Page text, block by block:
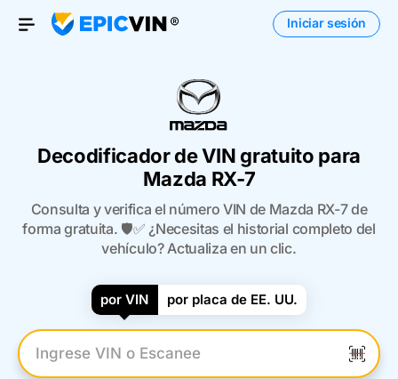
Open Menu
Iniciar sesión
Decodificador de VIN gratuito para
Mazda RX-7
Consulta y verifica el número VIN de Mazda RX-7 de
forma gratuita. 🛡️✅ ¿Necesitas el historial completo del
vehículo? Actualiza en un clic.
por VIN por placa de EE. UU.
Introduzca el VIN